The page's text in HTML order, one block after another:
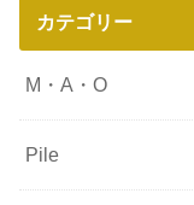
カテゴリー
M・A・O
Pile